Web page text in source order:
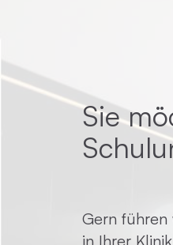
Sie
Gern führen
in Ihrer